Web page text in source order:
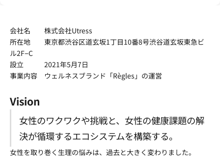
会社名 株式会社Utress
所在地 東京都渋谷区道玄坂1丁目10番8号渋谷道玄坂東急ビ
ル2F−C
設立 2021年5月7日
事業内容 ウェルネスブランド「Règles」の運営
Vision
女性のワクワクや挑戦と、女性の健康課題の解
決が循環するエコシステムを構築する。
女性を取り巻く生理の悩みは、過去と大きく変わりました。